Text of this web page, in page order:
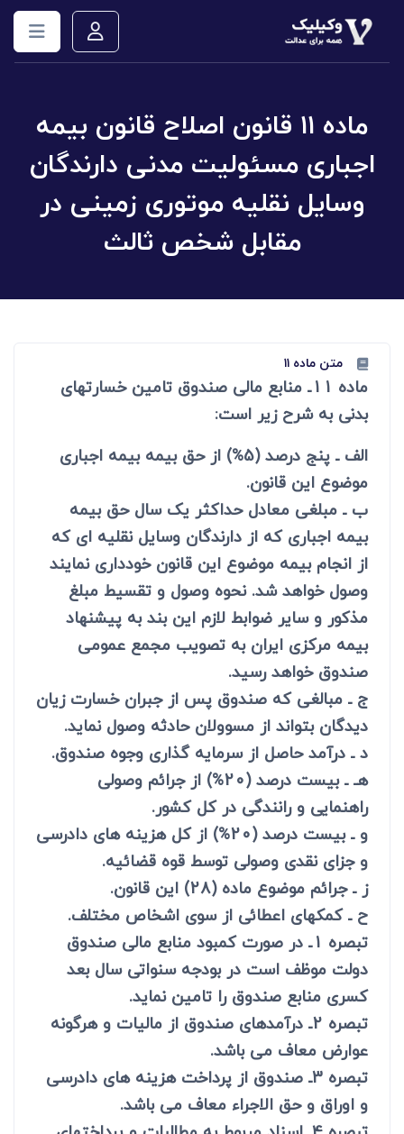
ماده ۱۱ قانون اصلاح قانون بیمه
اجباری مسئولیت مدنی دارندگان
وسایل نقلیه موتوری زمینی در
مقابل شخص ثالث
متن ماده ۱۱
ماده 11ـ منابع مالی صندوق تامین خسارتهای
بدنی به شرح زیر است:
الف ـ پنج درصد (5%) از حق بیمه بیمه اجباری
موضوع این قانون.
ب ـ مبلغی معادل حداکثر یک سال حق بیمه
بیمه اجباری که از دارندگان وسایل نقلیه ای که
از انجام بیمه موضوع این قانون خودداری نمایند
وصول خواهد شد. نحوه وصول و تقسیط مبلغ
مذکور و سایر ضوابط لازم این بند به پیشنهاد
بیمه مرکزی ایران به تصویب مجمع عمومی
صندوق خواهد رسید.
ج ـ مبالغی که صندوق پس از جبران خسارت زیان
دیدگان بتواند از مسوولان حادثه وصول نماید.
د ـ درآمد حاصل از سرمایه گذاری وجوه صندوق.
هـ ـ بیست درصد (20%) از جرائم وصولی
راهنمایی و رانندگی در کل کشور.
و ـ بیست درصد (20%) از کل هزینه های دادرسی
و جزای نقدی وصولی توسط قوه قضائیه.
ز ـ جرائم موضوع ماده (28) این قانون.
ح ـ کمکهای اعطائی از سوی اشخاص مختلف.
تبصره 1ـ در صورت کمبود منابع مالی صندوق
دولت موظف است در بودجه سنواتی سال بعد
کسری منابع صندوق را تامین نماید.
تبصره 2ـ درآمدهای صندوق از مالیات و هرگونه
عوارض معاف می باشد.
تبصره 3ـ صندوق از پرداخت هزینه های دادرسی
و اوراق و حق الاجراء معاف می باشد.